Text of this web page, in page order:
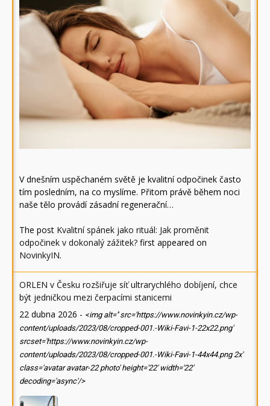
V dnešním uspěchaném světě je kvalitní odpočinek často
tím posledním, na co myslíme. Přitom právě během noci
naše tělo provádí zásadní regenerační…
The post Kvalitní spánek jako rituál: Jak proměnit
odpočinek v dokonalý zážitek? first appeared on
NovinkyIN.
ORLEN v Česku rozšiřuje síť ultrarychlého dobíjení, chce
být jedničkou mezi čerpacími stanicemi
22 dubna 2026 - <img alt='' src='https://www.novinkyin.cz/wp-
content/uploads/2023/08/cropped-001.-Wiki-Favi-1-22x22.png'
srcset='https://www.novinkyin.cz/wp-
content/uploads/2023/08/cropped-001.-Wiki-Favi-1-44x44.png 2x'
class='avatar avatar-22 photo' height='22' width='22'
decoding='async'/>